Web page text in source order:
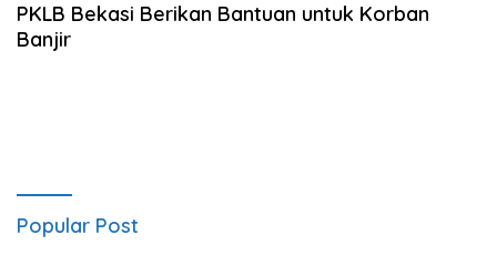
PKLB Bekasi Berikan Bantuan untuk Korban
Banjir
Popular Post